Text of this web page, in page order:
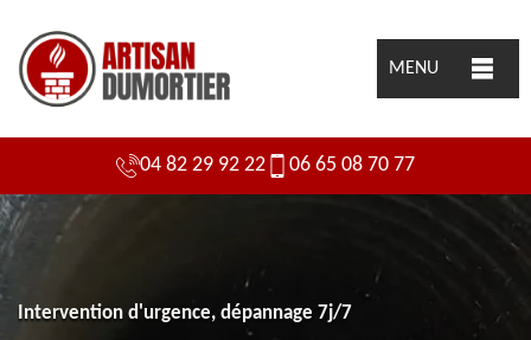
MENU
04 82 29 92 22 06 65 08 70 77
Intervention d'urgence, dépannage 7j/7